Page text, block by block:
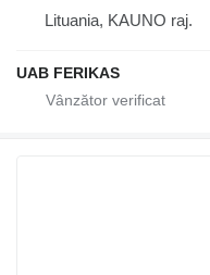
Lituania, KAUNO raj.
UAB FERIKAS